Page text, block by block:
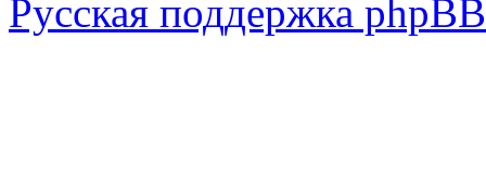
Русская поддержка phpBB